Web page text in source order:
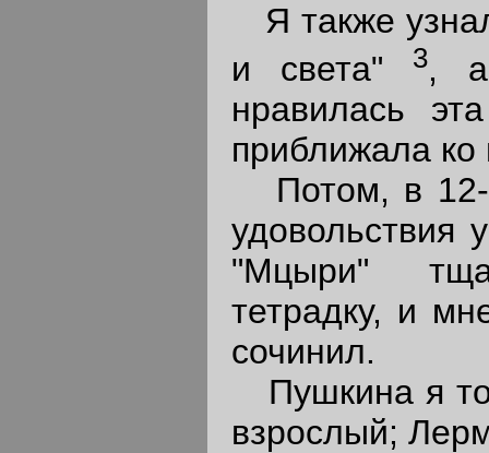
Я также
и света"
3,
нравилась
приближала
Потом, в 12-
удовольствия
"Мцыри"
тетрадку, и
сочинил.
Пушкина я
взрослый;